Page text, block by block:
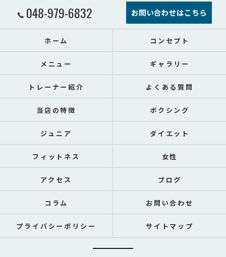
048-979-6832 お問い合わせはこちら
ホーム コンセプト
メニュー ギャラリー
トレーナー紹介 よくある質問
当店の特徴 ボクシング
ジュニア ダイエット
フィットネス 女性
アクセス ブログ
コラム お問い合わせ
プライバシーポリシー サイトマップ